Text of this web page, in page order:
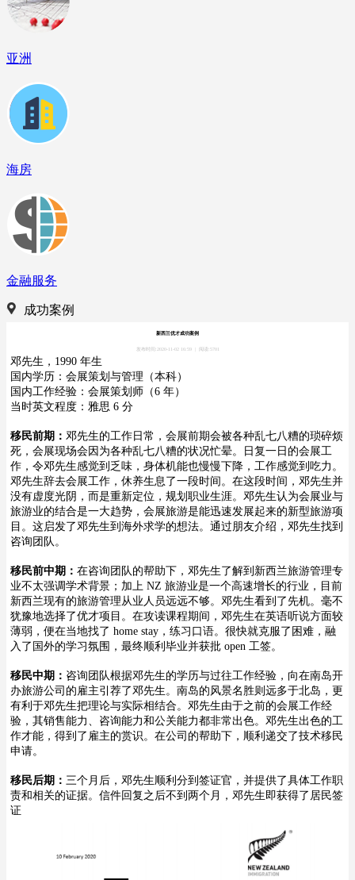
亚洲
海房
金融服务
成功案例
新西兰优才成功案例
发布时间:2020-11-02 16:59 阅读:5701
邓先生，1990 年生
国内学历：会展策划与管理（本科）
国内工作经验：会展策划师（6 年）
当时英文程度：雅思 6 分
移民前期： 邓先生的工作日常，会展前期会被各种乱七八糟的琐碎烦
死，会展现场会因为各种乱七八糟的状况忙晕。日复一日的会展工
作，令邓先生感觉到乏味，身体机能也慢慢下降，工作感觉到吃力。
邓先生辞去会展工作，休养生息了一段时间。在这段时间，邓先生并
没有虚度光阴，而是重新定位，规划职业生涯。邓先生认为会展业与
旅游业的结合是一大趋势，会展旅游是能迅速发展起来的新型旅游项
目。这启发了邓先生到海外求学的想法。通过朋友介绍，邓先生找到
咨询团队。
移民前中期： 在咨询团队的帮助下，邓先生了解到新西兰旅游管理专
业不太强调学术背景；加上 NZ 旅游业是一个高速增长的行业，目前
新西兰现有的旅游管理从业人员远远不够。邓先生看到了先机。毫不
犹豫地选择了优才项目。在攻读课程期间，邓先生在英语听说方面较
薄弱，便在当地找了 home stay，练习口语。很快就克服了困难，融
入了国外的学习氛围，最终顺利毕业并获批 open 工签。
移民中期： 咨询团队根据邓先生的学历与过往工作经验，向在南岛开
办旅游公司的雇主引荐了邓先生。南岛的风景名胜则远多于北岛，更
有利于邓先生把理论与实际相结合。邓先生由于之前的会展工作经
验，其销售能力、咨询能力和公关能力都非常出色。邓先生出色的工
作才能，得到了雇主的赏识。在公司的帮助下，顺利递交了技术移民
申请。
移民后期： 三个月后，邓先生顺利分到签证官，并提供了具体工作职
责和相关的证据。信件回复之后不到两个月，邓先生即获得了居民签
证